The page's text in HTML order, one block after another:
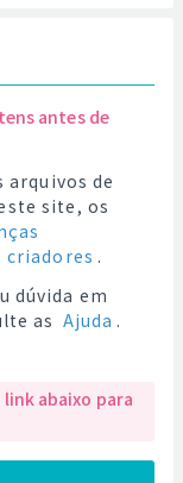
antes de
arquivos de
site, os
criadores .
dúvida em
as Ajuda .
abaixo para